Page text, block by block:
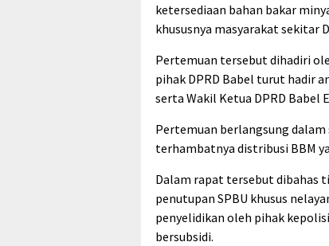
ketersediaan bahan bakar
khususnya masyarakat sekitar
Pertemuan tersebut dihadiri
pihak DPRD Babel turut hadir
serta Wakil Ketua DPRD Babel
Pertemuan berlangsung
terhambatnya distribusi BBM
Dalam rapat tersebut dibahas
penutupan SPBU khusus
penyelidikan oleh pihak
bersubsidi.